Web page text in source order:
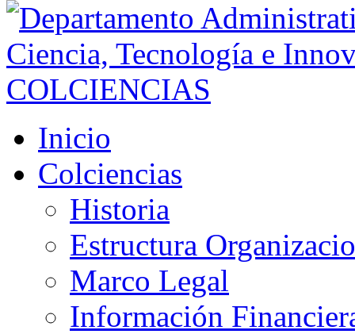
Inicio
Colciencias
Historia
Estructura
Marco Legal
Información